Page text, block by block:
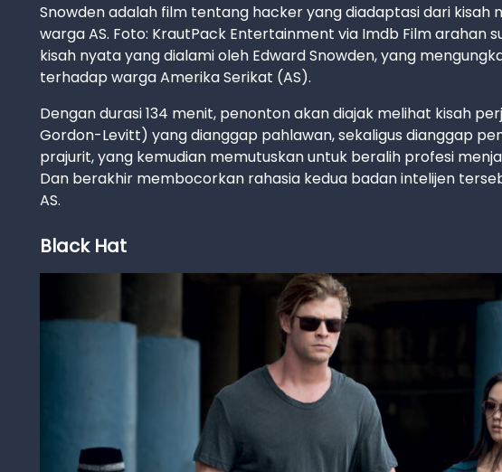
Snowden adalah film tentang hacker yang diadaptasi dari kisah
warga AS. Foto: KrautPack Entertainment via Imdb Film arahan
kisah nyata yang dialami oleh Edward Snowden, yang
terhadap warga Amerika Serikat (AS).
Dengan durasi 134 menit, penonton akan diajak melihat kisah
Gordon-Levitt) yang dianggap pahlawan, sekaligus dianggap
prajurit, yang kemudian memutuskan untuk beralih profesi
Dan berakhir membocorkan rahasia kedua badan intelijen
AS.
Black Hat